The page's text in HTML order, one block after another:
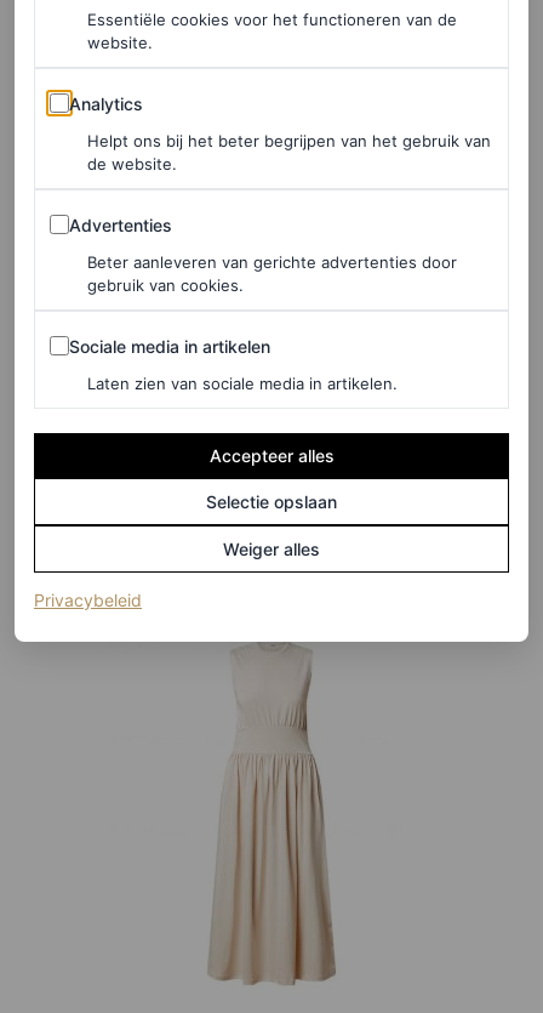
©DE BIJENKORF
Jurk in linnenblend, € 170
HIER TE KOOP
Midi-jurk van Toteme
Essentiële cookies voor het functioneren van de
website.
Analytics
Analytics
Helpt ons bij het beter begrijpen van het gebruik van
de website.
Advertenties
Advertenties
Beter aanleveren van gerichte advertenties door
gebruik van cookies.
Sociale media in artikelen
Sociale media in artikelen
Laten zien van sociale media in artikelen.
Accepteer alles
Selectie opslaan
Weiger alles
Privacybeleid